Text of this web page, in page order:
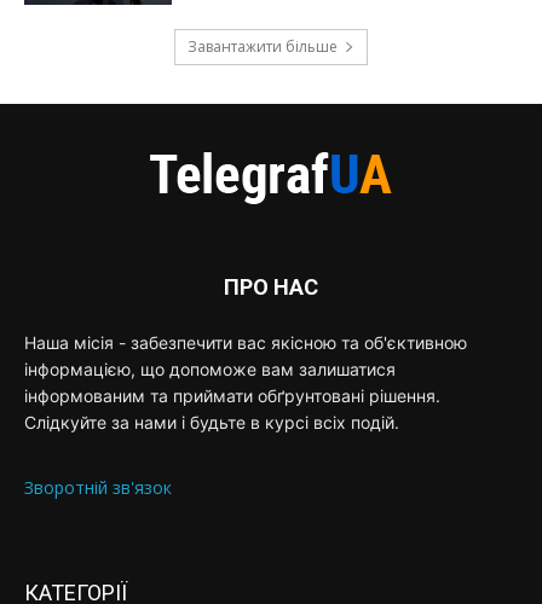
Завантажити більше
ПРО НАС
Наша місія - забезпечити вас якісною та об'єктивною
інформацією, що допоможе вам залишатися
інформованим та приймати обґрунтовані рішення.
Слідкуйте за нами і будьте в курсі всіх подій.
Зворотній зв'язок
КАТЕГОРІЇ